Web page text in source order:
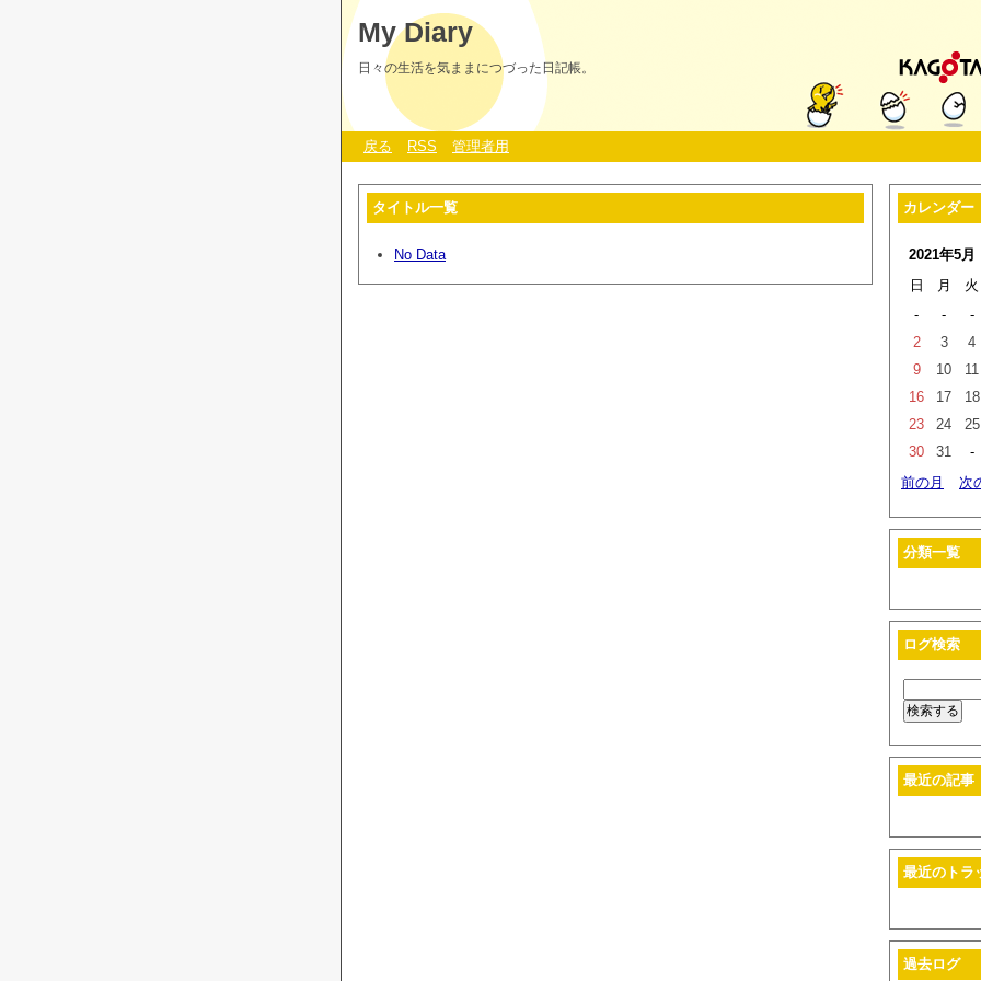
My Diary
日々の生活を気ままにつづった日記帳。
戻る RSS 管理者用
タイトル一覧
No Data
カレンダー
2021年5月
日
月 火
-
- -
2
3 4
9
10 11
16
17 18
23
24 25
30
31 -
前の月
次
分類一覧
ログ検索
最近の記事
最近のトラ
過去ログ